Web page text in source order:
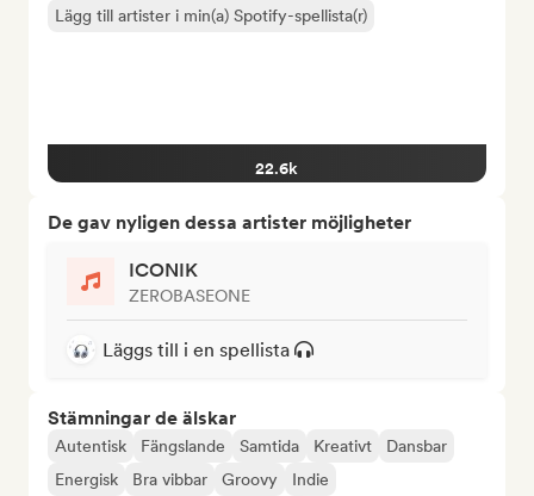
Lägg till artister i min(a) Spotify-spellista(r)
22.6k
De gav nyligen dessa artister möjligheter
ICONIK
ZEROBASEONE
Läggs till i en spellista
Stämningar de älskar
Autentisk Fängslande Samtida Kreativt
Dansbar
Energisk
Bra vibbar Groovy
Indie